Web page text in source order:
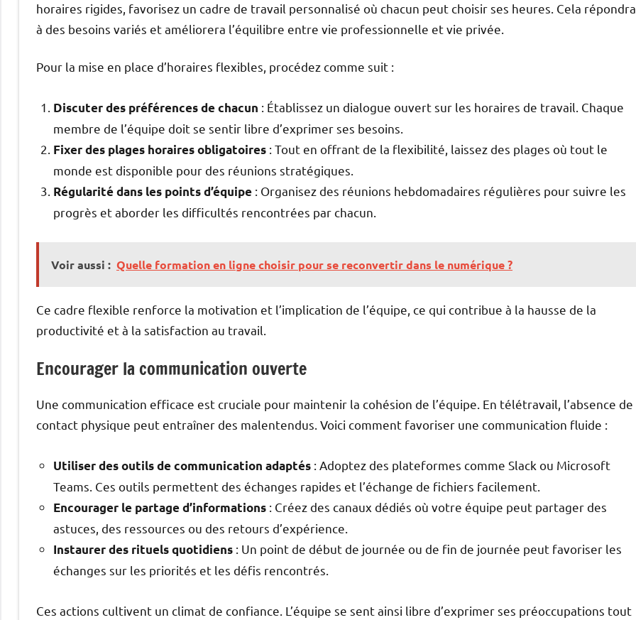
horaires rigides, favorisez un cadre de travail personnalisé où chacun peut choisir ses heures. Cela répondra
à des besoins variés et améliorera l’équilibre entre vie professionnelle et vie privée.
Pour la mise en place d’horaires flexibles, procédez comme suit :
Discuter des préférences de chacun : Établissez un dialogue ouvert sur les horaires de travail. Chaque
membre de l’équipe doit se sentir libre d’exprimer ses besoins.
Fixer des plages horaires obligatoires : Tout en offrant de la flexibilité, laissez des plages où tout le
monde est disponible pour des réunions stratégiques.
Régularité dans les points d’équipe : Organisez des réunions hebdomadaires régulières pour suivre les
progrès et aborder les difficultés rencontrées par chacun.
Voir aussi : Quelle formation en ligne choisir pour se reconvertir dans le numérique ?
Ce cadre flexible renforce la motivation et l’implication de l’équipe, ce qui contribue à la hausse de la
productivité et à la satisfaction au travail.
Encourager la communication ouverte
Une communication efficace est cruciale pour maintenir la cohésion de l’équipe. En télétravail, l’absence de
contact physique peut entraîner des malentendus. Voici comment favoriser une communication fluide :
Utiliser des outils de communication adaptés : Adoptez des plateformes comme Slack ou Microsoft
Teams. Ces outils permettent des échanges rapides et l’échange de fichiers facilement.
Encourager le partage d’informations : Créez des canaux dédiés où votre équipe peut partager des
astuces, des ressources ou des retours d’expérience.
Instaurer des rituels quotidiens : Un point de début de journée ou de fin de journée peut favoriser les
échanges sur les priorités et les défis rencontrés.
Ces actions cultivent un climat de confiance. L’équipe se sent ainsi libre d’exprimer ses préoccupations tout